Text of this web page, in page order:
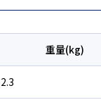
重量(kg)
2.3